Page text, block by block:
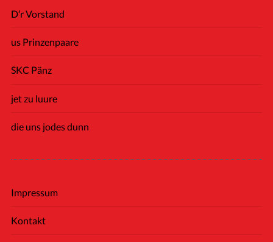
D’r Vorstand
us Prinzenpaare
SKC Pänz
jet zu luure
die uns jodes dunn
Impressum
Kontakt